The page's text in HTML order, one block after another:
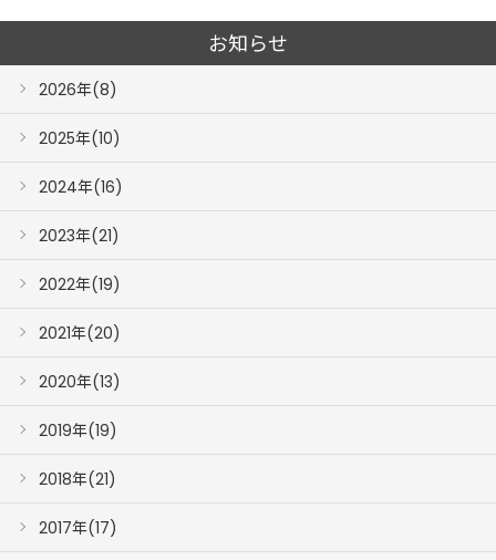
お知らせ
2026年(8)
2025年(10)
2024年(16)
2023年(21)
2022年(19)
2021年(20)
2020年(13)
2019年(19)
2018年(21)
2017年(17)